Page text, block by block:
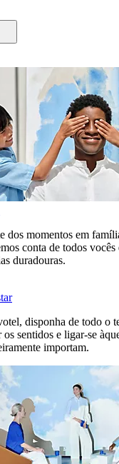
dos momentos em
conta de todos
duradouras.
disponha de todo o
os sentidos e ligar-se
importam.